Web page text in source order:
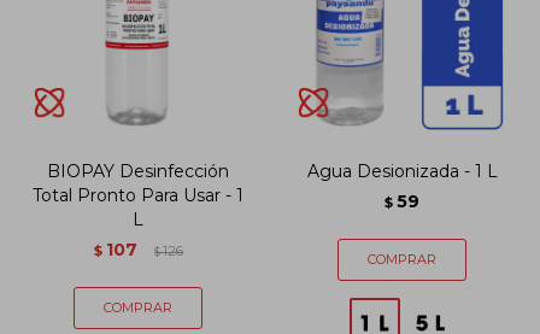
BIOPAY Desinfección
Total Pronto Para Usar - 1
L
$ 107 $126
Agua Desionizada - 1 L
$ 59